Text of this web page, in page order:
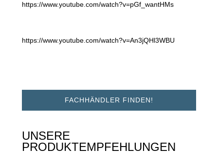
https://www.youtube.com/watch?v=pGf_wantHMs
https://www.youtube.com/watch?v=An3jQHl3WBU
FACHHÄNDLER FINDEN!
UNSERE
PRODUKTEMPFEHLUNGEN